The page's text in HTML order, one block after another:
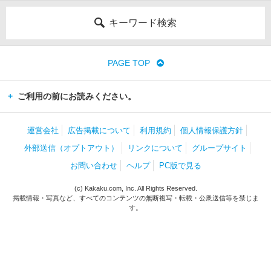
キーワード検索
PAGE TOP
ご利用の前にお読みください。
運営会社 広告掲載について 利用規約
個人情報保護方針
外部送信（オプトアウト）
リンクについて
グループサイト
お問い合わせ
ヘルプ PC版で見る
(c) Kakaku.com, Inc. All Rights Reserved.
掲載情報・写真など、すべてのコンテンツの無断複写・転載・公衆送信等を禁じま
す。